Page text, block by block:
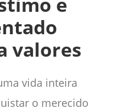
valores
vida inteira
o merecido